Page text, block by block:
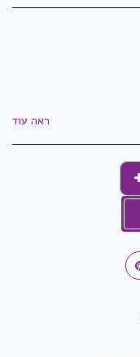
ראה עוד